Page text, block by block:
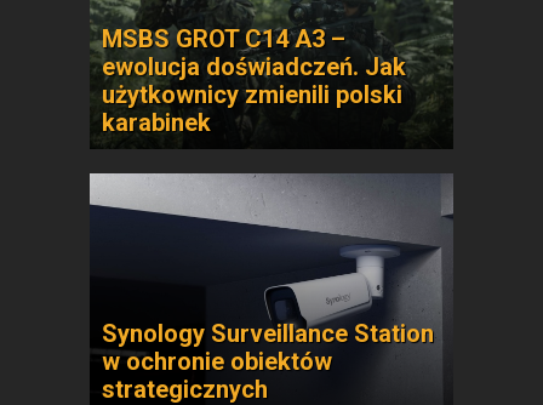
MSBS GROT C14 A3 –
ewolucja doświadczeń. Jak
użytkownicy zmienili polski
karabinek
Synology Surveillance Station
w ochronie obiektów
strategicznych